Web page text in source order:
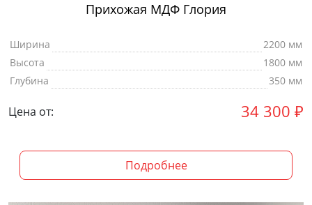
Прихожая МДФ Глория
Ширина
2200 мм
Высота
1800 мм
Глубина
350 мм
Цена от: 34 300 ₽
Подробнее